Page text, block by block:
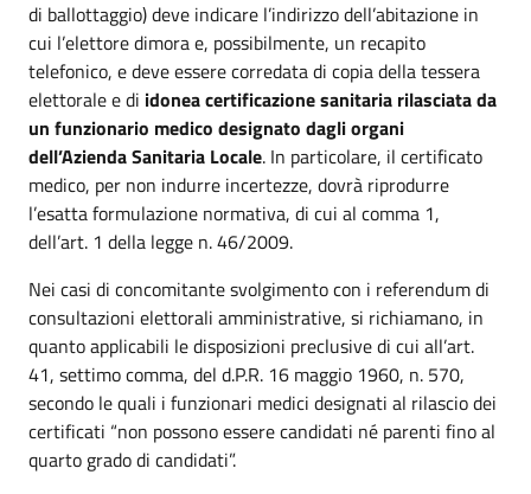
di ballottaggio) deve indicare l’indirizzo dell’abitazione in
cui l’elettore dimora e, possibilmente, un recapito
telefonico, e deve essere corredata di copia della tessera
elettorale e di idonea certificazione sanitaria rilasciata da
un funzionario medico designato dagli organi
dell’Azienda Sanitaria Locale. In particolare, il certificato
medico, per non indurre incertezze, dovrà riprodurre
l’esatta formulazione normativa, di cui al comma 1,
dell’art. 1 della legge n. 46/2009.
Nei casi di concomitante svolgimento con i referendum di
consultazioni elettorali amministrative, si richiamano, in
quanto applicabili le disposizioni preclusive di cui all’art.
41, settimo comma, del d.P.R. 16 maggio 1960, n. 570,
secondo le quali i funzionari medici designati al rilascio dei
certificati “non possono essere candidati né parenti fino al
quarto grado di candidati”.